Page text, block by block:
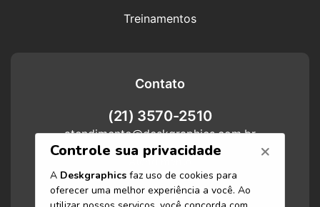
Treinamentos
Contato
(21) 3570-2510
atendimento@deskgraphics.com.br
Atendimento
Funcionamos de segunda-feira a
sexta-feira das 8h às 17h.